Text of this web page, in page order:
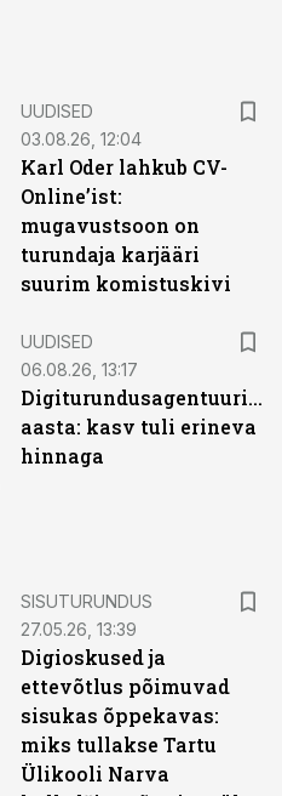
UUDISED
03.08.26, 12:04
Karl Oder lahkub CV-
Online’ist:
mugavustsoon on
turundaja karjääri
suurim komistuskivi
UUDISED
06.08.26, 13:17
Digiturundusagentuuride
aasta: kasv tuli erineva
hinnaga
SISUTURUNDUS
27.05.26, 13:39
Digioskused ja
ettevõtlus põimuvad
sisukas õppekavas:
miks tullakse Tartu
Ülikooli Narva